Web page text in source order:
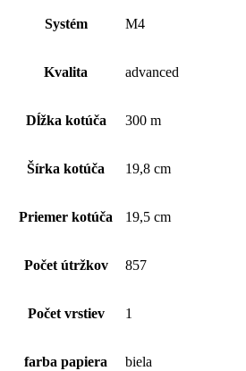
stredovým
odvíjaním
kart.-
vrstvový,
Systém M4
Kvalita advanced
Dĺžka kotúča 300 m
Šírka kotúča 19,8 cm
Priemer kotúča 19,5 cm
Počet útržkov 857
Počet vrstiev 1
farba papiera biela